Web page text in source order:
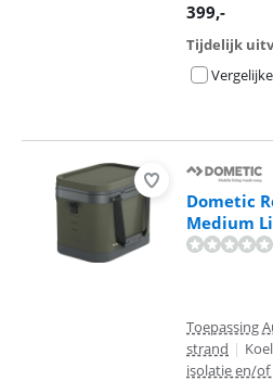
399,-
Tijdelijk
Dometic
Medium
Toepassing
strand |
isolatie en/